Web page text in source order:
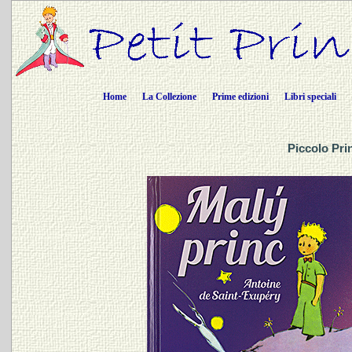
Home La Collezione Prime edizioni Libri speciali
Piccolo